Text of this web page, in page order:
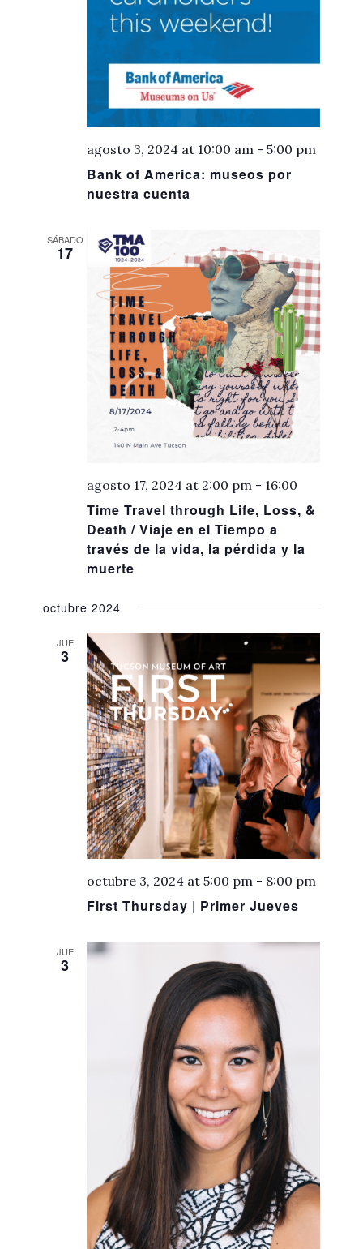
Bank of America: museos por
nuestra cuenta
agosto 3, 2024 at 10:00 am -5:00 pm
SÁBADO
17
Time Travel through Life, Loss, &
Death / Viaje en el Tiempo a
través de la vida, la pérdida y la
muerte
agosto 17, 2024 at 2:00 pm - 16:00
octubre 2024
JUE
3
First Thursday | Primer Jueves
octubre 3, 2024 at 5:00 pm - 8:00 pm
JUE
3